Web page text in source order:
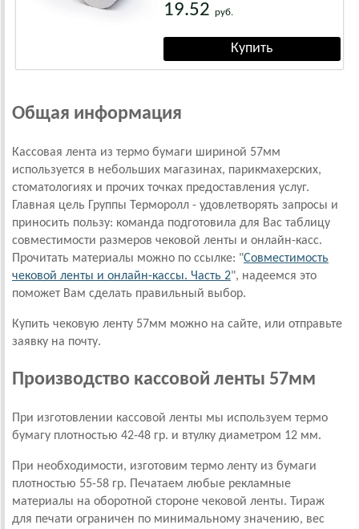
19.52 руб.
Общая информация
Кассовая лента из термо бумаги шириной 57мм
используется в небольших магазинах, парикмахерских,
стоматологиях и прочих точках предоставления услуг.
Главная цель Группы Терморолл - удовлетворять запросы и
приносить пользу: команда подготовила для Вас таблицу
совместимости размеров чековой ленты и онлайн-касс.
Прочитать материалы можно по ссылке: "Совместимость
чековой ленты и онлайн-кассы. Часть 2", надеемся это
поможет Вам сделать правильный выбор.
Купить чековую ленту 57мм можно на сайте, или отправьте
заявку на почту.
Производство кассовой ленты 57мм
При изготовлении кассовой ленты мы используем термо
бумагу плотностью 42-48 гр. и втулку диаметром 12 мм.
При необходимости, изготовим термо ленту из бумаги
плотностью 55-58 гр. Печатаем любые рекламные
материалы на оборотной стороне чековой ленты. Тираж
для печати ограничен по минимальному значению, вес